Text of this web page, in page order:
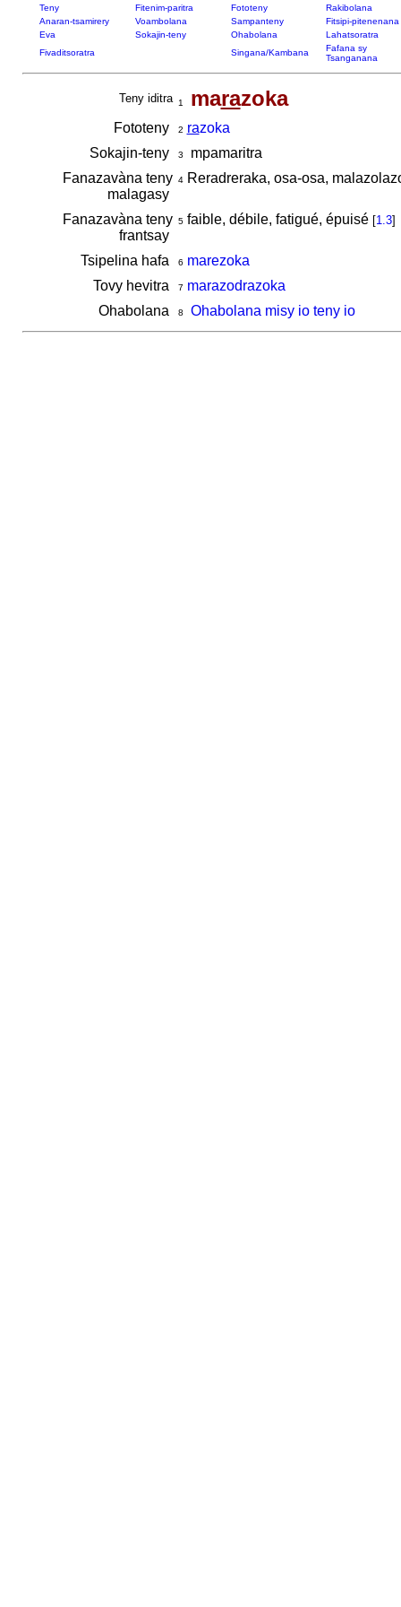
Teny Fitenim-paritra Fototeny
Rakibolana
Anaran-tsamirery
Voambolana Sampanteny
Fitsipi-pitenenana
Eva
Sokajin-teny Ohabolana
Lahatsoratra
Fivaditsoratra
Singana/Kambana
Fafana sy
Tsanganana
Teny iditra 1 marazoka
Fototeny 2 razoka
Sokajin-teny
3
mpamaritra
Fanazavàna teny
malagasy
4Reradreraka, osa-osa,
Fanazavàna teny
frantsay
5faible, débile, fatigué, épuisé [1.3]
Tsipelina hafa 6 marezoka
Tovy hevitra
7 marazodrazoka
Ohabolana
8 Ohabolana misy io teny io